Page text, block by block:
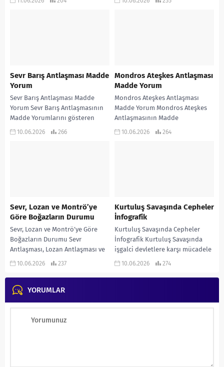
Sevr Barış Antlaşması Madde
Yorum
Sevr Barış Antlaşması Madde
Yorum Sevr Barış Antlaşmasının
Madde Yorumlarını gösteren
infografik çalışmadır…
10.06.2026 266
Mondros Ateşkes Antlaşması
Madde Yorum
Mondros Ateşkes Antlaşması
Madde Yorum Mondros Ateşkes
Antlaşmasının Madde
Yorumlarını gösteren infografik
10.06.2026 264
Sevr, Lozan ve Montrö’ye
Göre Boğazların Durumu
Sevr, Lozan ve Montrö’ye Göre
Boğazların Durumu Sevr
Antlaşması, Lozan Antlaşması ve
Montrö Boğazlar Sözleşmesine
ANLATIMLI...
10.06.2026 237
Kurtuluş Savaşında Cepheler
İnfografik
Kurtuluş Savaşında Cepheler
İnfografik Kurtuluş Savaşında
işgalci devletlere karşı mücadele
ettiğimiz cepheleri gösteren
ANLATIMLI ETKİNLİKLİ SORU
10.06.2026 274
YORUMLAR